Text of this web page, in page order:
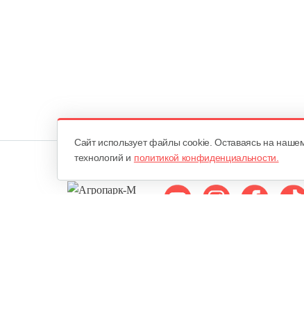
Cайт использует файлы cookie. Оставаясь на
технологий и политикой конфиденциальности.